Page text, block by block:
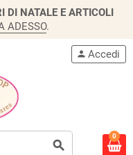
DI NATALE E ARTICOLI
ADESSO.
search
person Accedi
0